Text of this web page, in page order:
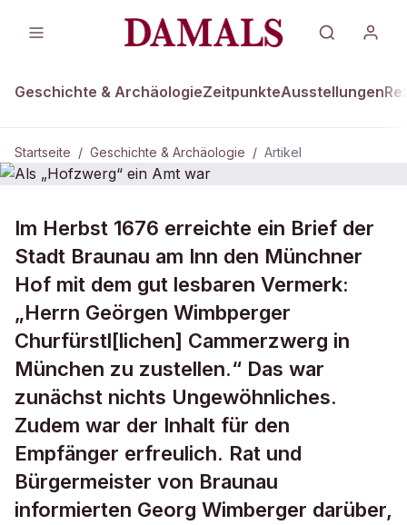
Geschichte & ArchäologieZeitpunkteAusstellungen
Startseite / Geschichte & Archäologie / Artikel
GESCHICHTE & ARCHÄOLOGIE
Als „Hofzwerg“ ein Amt war
Im Herbst 1676 erreichte ein Brief der
Stadt Braunau am Inn den Münchner
Hof mit dem gut lesbaren Vermerk:
„Herrn Geörgen Wimbperger
Churfürstl[lichen] Cammerzwerg in
München zu zustellen.“ Das war
zunächst nichts Ungewöhnliches.
Zudem war der Inhalt für den
Empfänger erfreulich. Rat und
Bürgermeister von Braunau
informierten Georg Wimberger darüber,